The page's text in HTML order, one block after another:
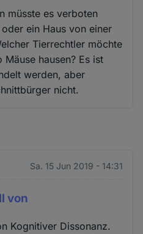
müsste es verboten
ein Haus von einer
Tierrechtler möchte
hausen? Es ist
werden, aber
nicht.
Sa. 15 Jun 2019 - 14:31
von
Kognitiver Dissonanz.